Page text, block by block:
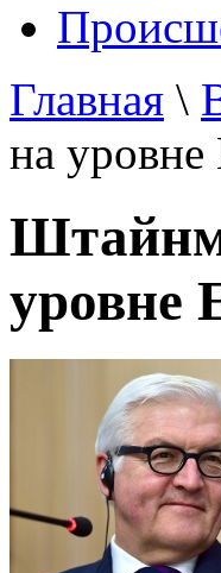
Главная \
на
уровне